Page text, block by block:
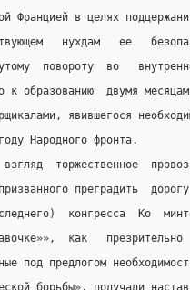
Францией в целях
нухдам   ее
повороту  во
к образованию  двумя
явившегося
Народного фронта.
торжественное
преградить
конгресса  Ко
как
под предлогом
борьбы», получали